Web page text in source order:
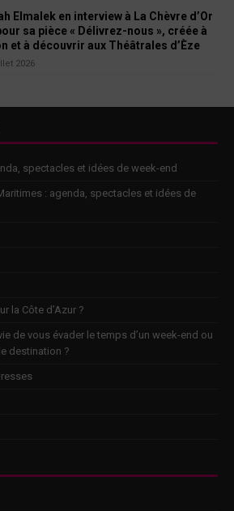
Elmalek en interview à La Chèvre d’Or
sa pièce « Délivrez-nous », créée à
et à découvrir aux Théâtrales d’Èze
2026
spectacles et idées de week-end
: agenda, spectacles et idées de
la Côte d’Azur ?
de vous évader le temps d’un week-end ou
destination ?